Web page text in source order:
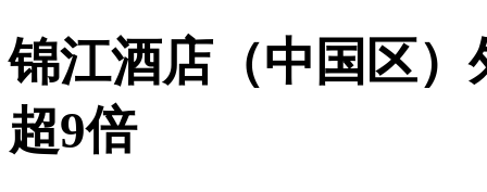
锦江酒店（中国区
超9倍